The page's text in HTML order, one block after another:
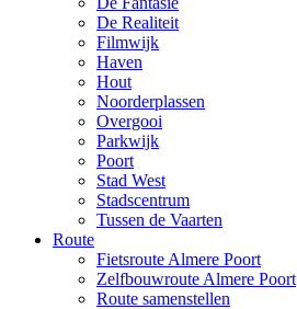
De Realiteit
Filmwijk
Haven
Hout
Noorderplassen
Overgooi
Parkwijk
Poort
Stad West
Stadscentrum
Tussen de Vaarten
Route
Fietsroute Almere Poort
Zelfbouwroute Almere Poort
Route samenstellen